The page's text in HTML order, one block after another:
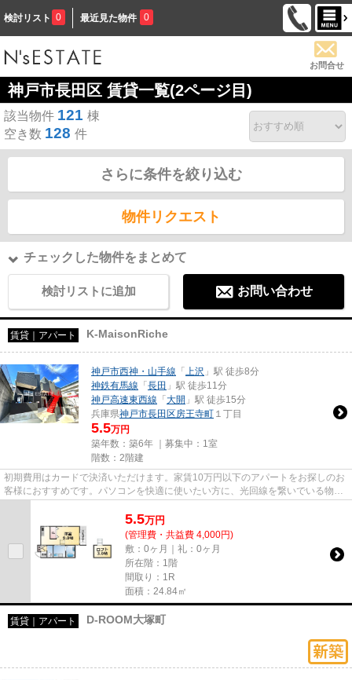
検討リスト 0 最近見た物件 0
お問合せ
神戸市長田区 賃貸一覧(2ページ目)
該当物件 121 棟
空き数 128 件
さらに条件を絞り込む
物件リクエスト
チェックした物件をまとめて
検討リストに追加 お問い合わせ
賃貸｜アパート K-MaisonRiche
神戸市西神・山手線 「 上沢 」駅 徒歩8分
神鉄有馬線 「 長田 」駅 徒歩11分
神戸高速東西線 「 大開 」駅 徒歩15分
兵庫県神戸市長田区房王寺町 １丁目
5.5万円
築年数：築6年 ｜募集中： 1室
階数：2階建
初期費用はカードで決済いただけます。家賃10万円以下のアパートをお探しのお
客様におすすめです。パソコンを快適に使いたい方に、光回線を繋いでいる物件
5.5万円
(管理費・共益費 4,000円)
敷：0ヶ月｜礼：0ヶ月
所在階：1階
間取り：1R
面積：24.84㎡
賃貸｜アパート D-ROOM大塚町